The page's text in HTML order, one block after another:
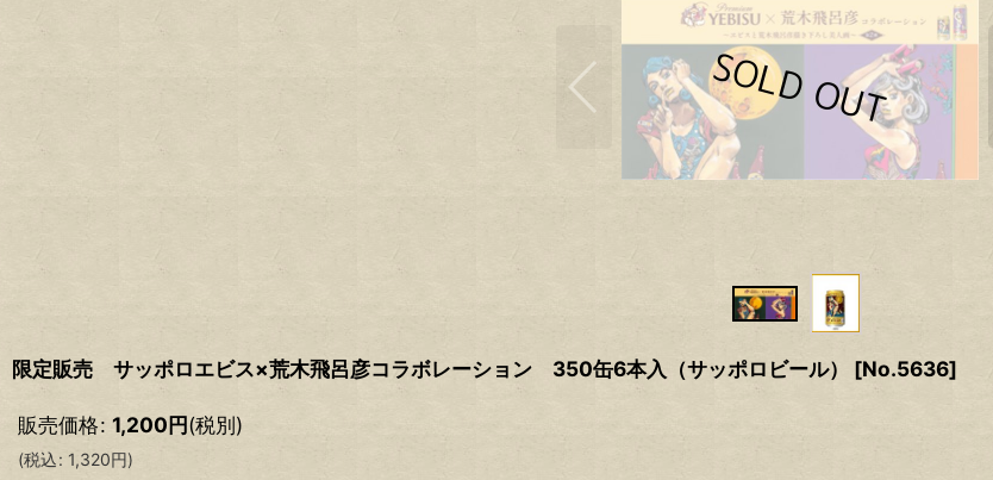
限定販売 サッポロエビス×荒木飛呂彦コラボレーション 350缶6本入（サッポロビール） [No.5636]
販売価格: 1,200円(税別)
(税込: 1,320円)